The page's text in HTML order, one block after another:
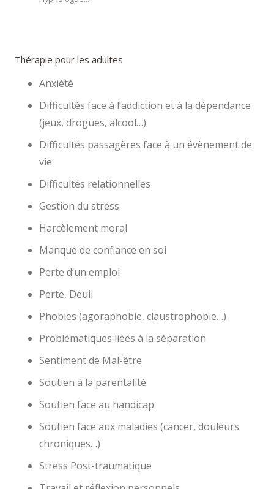
Thérapie pour les adultes
Anxiété
Difficultés face à l’addiction et à la dépendance
(jeux, drogues, alcool…)
Difficultés passagères face à un évènement de
vie
Difficultés relationnelles
Gestion du stress
Harcèlement moral
Manque de confiance en soi
Perte d’un emploi
Perte, Deuil
Phobies (agoraphobie, claustrophobie…)
Problématiques liées à la séparation
Sentiment de Mal-être
Soutien à la parentalité
Soutien face au handicap
Soutien face aux maladies (cancer, douleurs
chroniques…)
Stress Post-traumatique